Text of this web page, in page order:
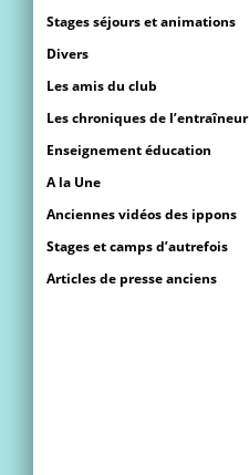
Stages séjours et animations
Divers
Les amis du club
Les chroniques de l’entraîneur
Enseignement éducation
A la Une
Anciennes vidéos des ippons
Stages et camps d’autrefois
Articles de presse anciens